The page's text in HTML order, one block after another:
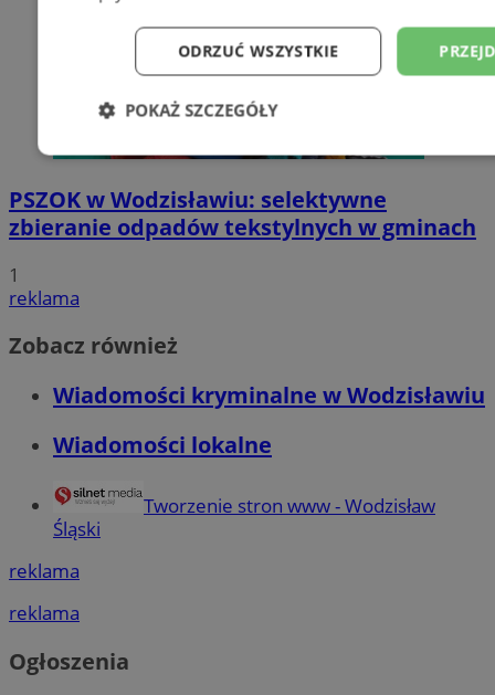
PSZOK w Wodzisławiu: selektywne
zbieranie odpadów tekstylnych w gminach
1
reklama
Zobacz również
Wiadomości kryminalne w Wodzisławiu
Wiadomości lokalne
Tworzenie stron www - Wodzisław
Śląski
reklama
reklama
Ogłoszenia
ODRZUĆ WSZYSTKIE
POKAŻ SZCZEGÓŁY
Niezbędne Wydajność
Niesklasyfikowane
Niezbędne Wydajność Targetowanie
Niezbędne pliki cookie umożliwiają korzystanie z podstawowych
takich jak logowanie użytkownika i zarządzanie kontem. Bez
Nazwa Provider/Domena